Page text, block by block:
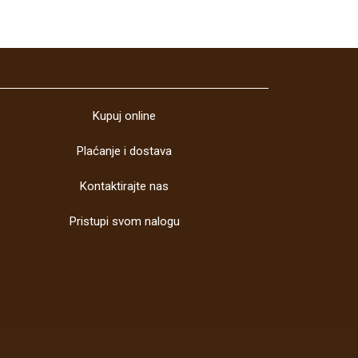
Kupuj online
Plaćanje i dostava
Kontaktirajte nas
Pristupi svom nalogu